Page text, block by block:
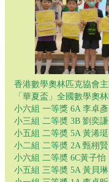
香港數學奧林匹克協會
「華夏盃」全國數學奧
小六組 一等獎 6A 李卓
小三組 二等奬 3B 劉奕謙
小五組 二等奬 5A 黃浠
小二組 二等奬 2A 甄栩賢
小六組 二等奬 6C黃子怡
小五組 三等奬 5A 黃貝